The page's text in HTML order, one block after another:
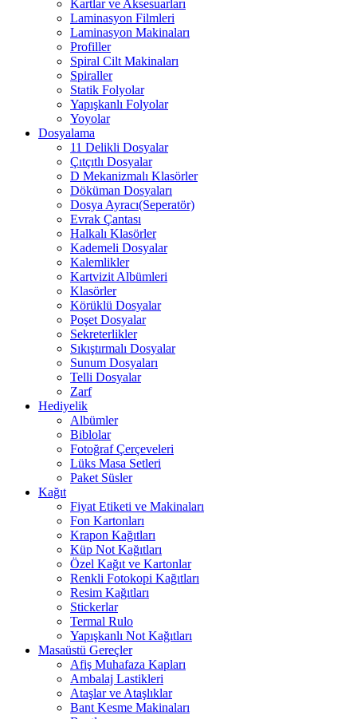
Kartlar ve Aksesuarları
Laminasyon Filmleri
Laminasyon Makinaları
Profiller
Spiral Cilt Makinaları
Spiraller
Statik Folyolar
Yapışkanlı Folyolar
Yoyolar
Dosyalama
11 Delikli Dosyalar
Çıtçıtlı Dosyalar
D Mekanizmalı Klasörler
Döküman Dosyaları
Dosya Ayracı(Seperatör)
Evrak Çantası
Halkalı Klasörler
Kademeli Dosyalar
Kalemlikler
Kartvizit Albümleri
Klasörler
Körüklü Dosyalar
Poşet Dosyalar
Sekreterlikler
Sıkıştırmalı Dosyalar
Sunum Dosyaları
Telli Dosyalar
Zarf
Hediyelik
Albümler
Biblolar
Fotoğraf Çerçeveleri
Lüks Masa Setleri
Paket Süsler
Kağıt
Fiyat Etiketi ve Makinaları
Fon Kartonları
Krapon Kağıtları
Küp Not Kağıtları
Özel Kağıt ve Kartonlar
Renkli Fotokopi Kağıtları
Resim Kağıtları
Stickerlar
Termal Rulo
Yapışkanlı Not Kağıtları
Masaüstü Gereçler
Afiş Muhafaza Kapları
Ambalaj Lastikleri
Ataşlar ve Ataşlıklar
Bant Kesme Makinaları